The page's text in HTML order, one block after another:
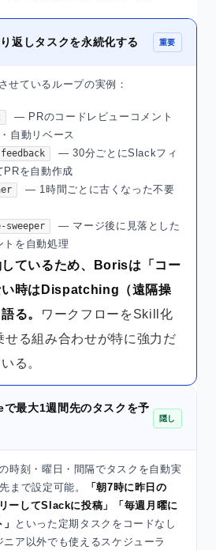
返しタスクを永続化する 重要
せているループの実例：
— PRのコードレビューコメント
自動リベース
— 30分ごとにSlackフィ
PRを自動作成
— 1時間ごとに古くなった不要
— マージ後に見落とした
トを自動処理
ているため、Borisは「コー
い時はDispatching（遠隔操
る。
ワークフローをSkill化
せる組み合わせが特に強力だ
る。
最大1週間先のタスクを予
隠し
時刻・曜日・間隔でタスクを自動実
まで設定可能。
「朝7時に昨日の
ーしてSlackに投稿」「毎週月曜に
といった定期タスクをコードなし
ア以外でも使えるスケジューラ